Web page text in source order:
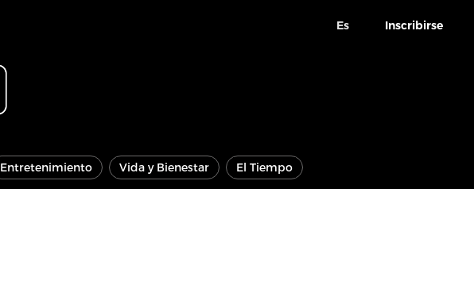
Es Inscribirse
Entretenimiento Vida y Bienestar El Tiempo